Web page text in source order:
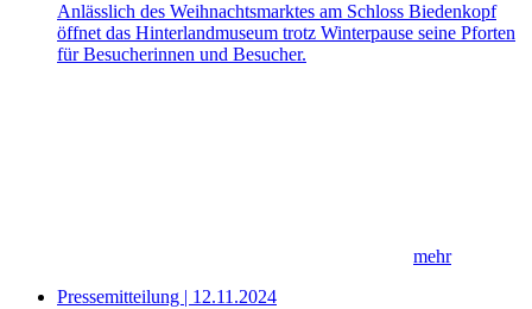
Anlässlich des Weihnachtsmarktes am Schloss Biedenkopf
öffnet das Hinterlandmuseum trotz Winterpause seine Pforten
für Besucherinnen und Besucher.
mehr
Pressemitteilung | 12.11.2024